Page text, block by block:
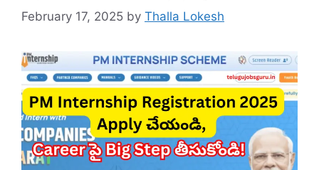
February 17, 2025 by Thalla Lokesh